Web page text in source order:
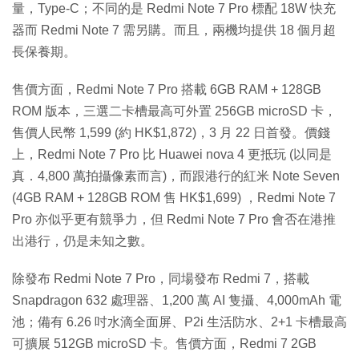
量，Type-C；不同的是 Redmi Note 7 Pro 標配 18W 快充
器而 Redmi Note 7 需另購。而且，兩機均提供 18 個月超
長保養期。
售價方面，Redmi Note 7 Pro 搭載 6GB RAM + 128GB
ROM 版本，三選二卡槽最高可外置 256GB microSD 卡，
售價人民幣 1,599 (約 HK$1,872)，3 月 22 日首發。價錢
上，Redmi Note 7 Pro 比 Huawei nova 4 更抵玩 (以同是
真．4,800 萬拍攝像素而言)，而跟港行的紅米 Note Seven
(4GB RAM + 128GB ROM 售 HK$1,699) ，Redmi Note 7
Pro 亦似乎更有競爭力，但 Redmi Note 7 Pro 會否在港推
出港行，仍是未知之數。
除發布 Redmi Note 7 Pro，同場發布 Redmi 7，搭載
Snapdragon 632 處理器、1,200 萬 AI 隻攝、4,000mAh 電
池；備有 6.26 吋水滴全面屏、P2i 生活防水、2+1 卡槽最高
可擴展 512GB microSD 卡。售價方面，Redmi 7 2GB